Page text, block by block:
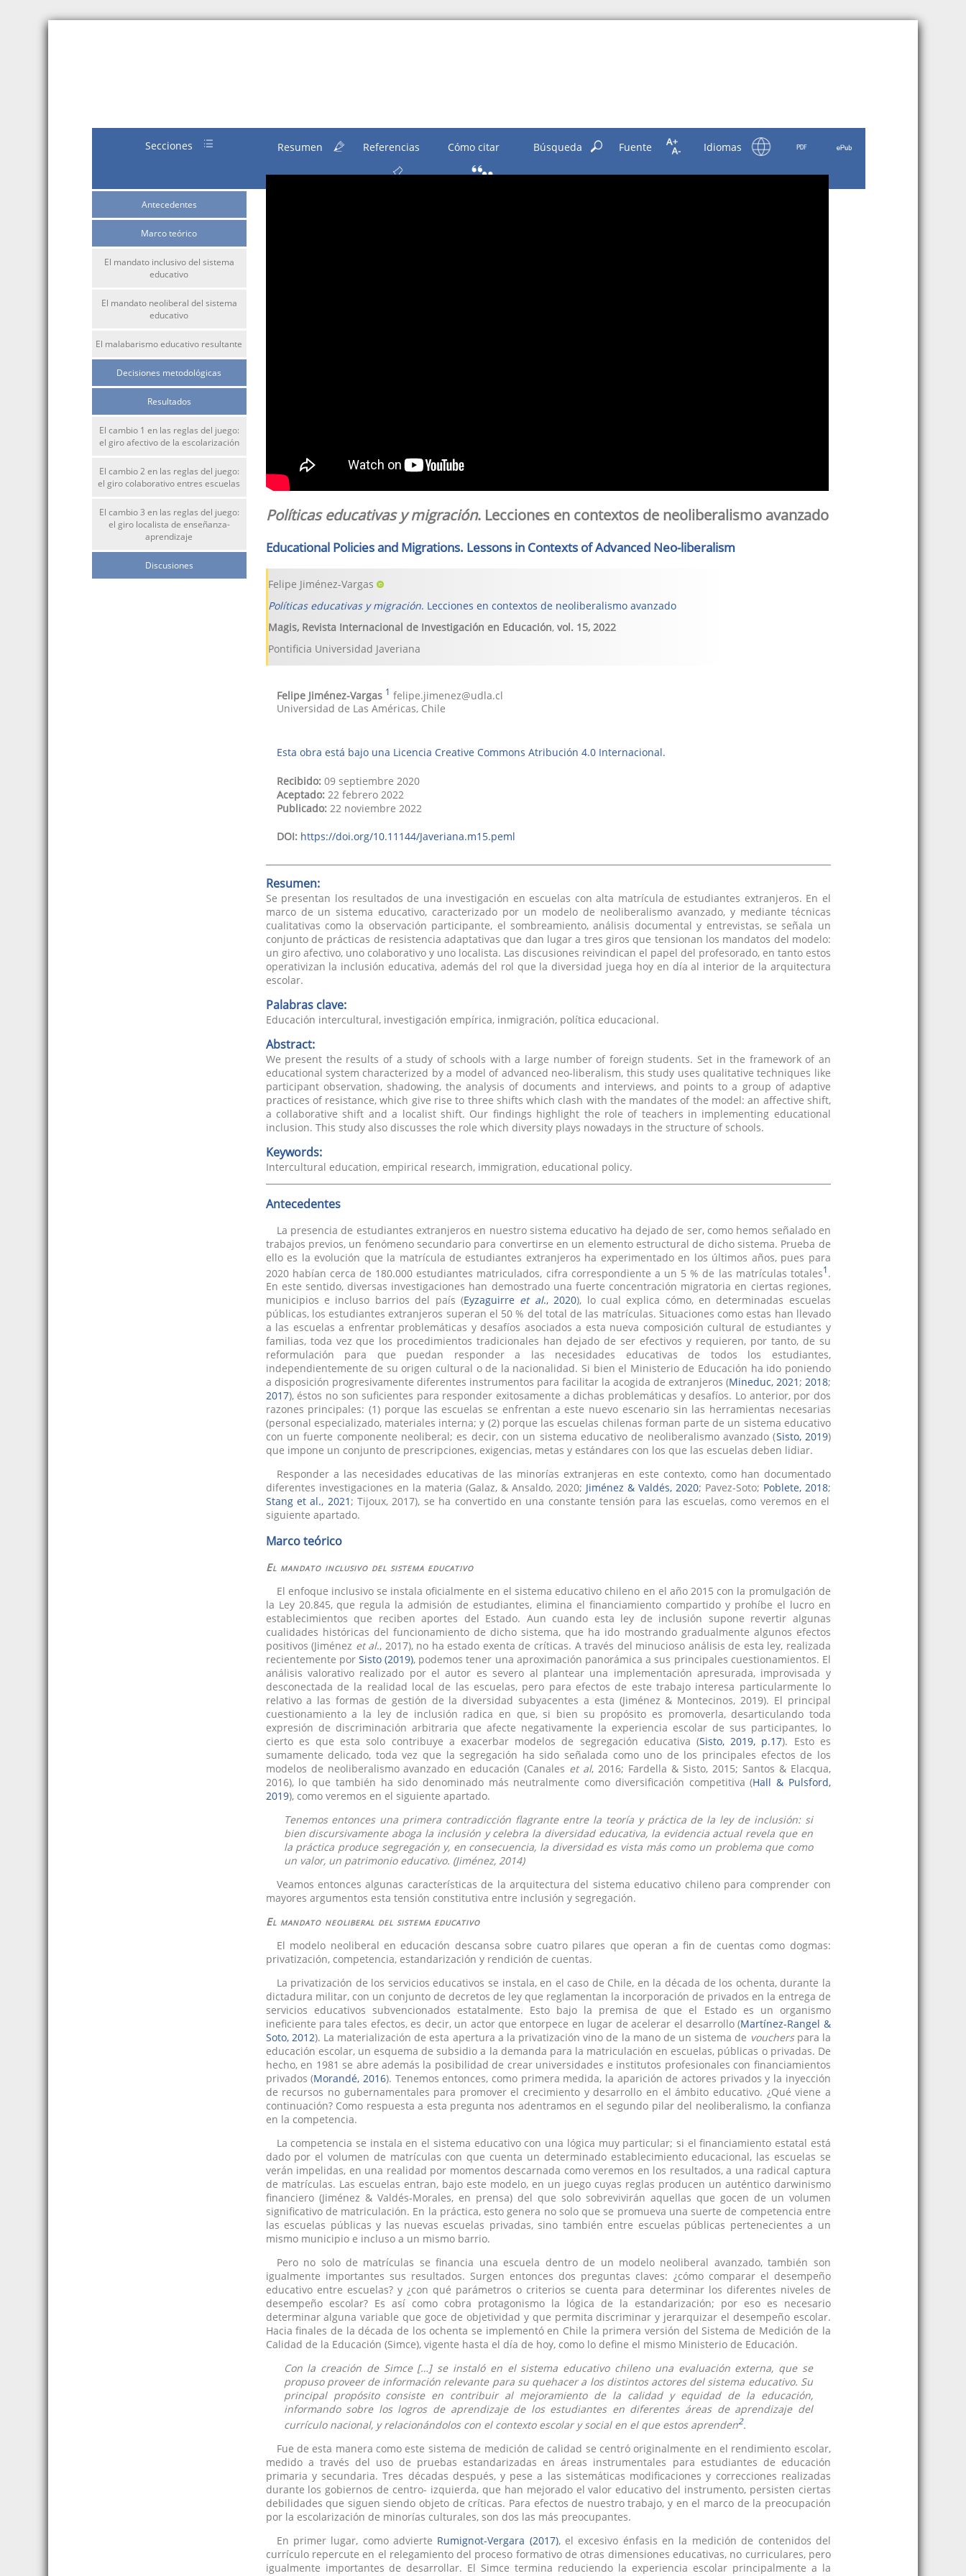
Secciones
Antecedentes
Marco teórico
El mandato inclusivo del sistema
educativo
El mandato neoliberal del sistema
educativo
El malabarismo educativo resultante
Decisiones metodológicas
Resultados
El cambio 1 en las reglas del juego:
el giro afectivo de la escolarización
El cambio 2 en las reglas del juego:
el giro colaborativo entres escuelas
El cambio 3 en las reglas del juego:
el giro localista de enseñanza-
aprendizaje
Discusiones
Resumen Referencias Cómo citar Búsqueda Fuente Idiomas
Políticas educativas y migración. Lecciones en contextos de neoliberalismo avanzado
Educational Policies and Migrations. Lessons in Contexts of Advanced Neo-liberalism
Felipe Jiménez-Vargas
Políticas educativas y migración. Lecciones en contextos de neoliberalismo avanzado
Magis, Revista Internacional de Investigación en Educación, vol. 15, 2022
Pontificia Universidad Javeriana
Felipe Jiménez-Vargas 1 felipe.jimenez@udla.cl
Universidad de Las Américas, Chile
Esta obra está bajo una Licencia Creative Commons Atribución 4.0 Internacional.
Recibido:09 septiembre 2020
Aceptado:22 febrero 2022
Publicado: 22 noviembre 2022
DOI: https://doi.org/10.11144/Javeriana.m15.peml
Resumen:
Se presentan los resultados de una investigación en escuelas con alta matrícula de estudiantes extranjeros. En el
marco de un sistema educativo, caracterizado por un modelo de neoliberalismo avanzado, y mediante técnicas
cualitativas como la observación participante, el sombreamiento, análisis documental y entrevistas, se señala un
conjunto de prácticas de resistencia adaptativas que dan lugar a tres giros que tensionan los mandatos del modelo:
un giro afectivo, uno colaborativo y uno localista. Las discusiones reivindican el papel del profesorado, en tanto estos
operativizan la inclusión educativa, además del rol que la diversidad juega hoy en día al interior de la arquitectura
escolar.
Palabras clave:
Educación intercultural, investigación empírica, inmigración, política educacional.
Abstract:
We present the results of a study of schools with a large number of foreign students. Set in the framework of an
educational system characterized by a model of advanced neo-liberalism, this study uses qualitative techniques like
participant observation, shadowing, the analysis of documents and interviews, and points to a group of adaptive
practices of resistance, which give rise to three shifts which clash with the mandates of the model: an affective shift,
a collaborative shift and a localist shift. Our findings highlight the role of teachers in implementing educational
inclusion. This study also discusses the role which diversity plays nowadays in the structure of schools.
Keywords:
Intercultural education, empirical research, immigration, educational policy.
Antecedentes
La presencia de estudiantes extranjeros en nuestro sistema educativo ha dejado de ser, como hemos señalado en
trabajos previos, un fenómeno secundario para convertirse en un elemento estructural de dicho sistema. Prueba de
ello es la evolución que la matrícula de estudiantes extranjeros ha experimentado en los últimos años, pues para
2020 habían cerca de 180.000 estudiantes matriculados, cifra correspondiente a un 5 % de las matrículas totales1 .
En este sentido, diversas investigaciones han demostrado una fuerte concentración migratoria en ciertas regiones,
municipios e incluso barrios del país (Eyzaguirre et al., 2020), lo cual explica cómo, en determinadas escuelas
públicas, los estudiantes extranjeros superan el 50 % del total de las matrículas. Situaciones como estas han llevado
a las escuelas a enfrentar problemáticas y desafíos asociados a esta nueva composición cultural de estudiantes y
familias, toda vez que los procedimientos tradicionales han dejado de ser efectivos y requieren, por tanto, de su
reformulación para que puedan responder a las necesidades educativas de todos los estudiantes,
independientemente de su origen cultural o de la nacionalidad. Si bien el Ministerio de Educación ha ido poniendo
a disposición progresivamente diferentes instrumentos para facilitar la acogida de extranjeros (Mineduc, 2021 ; 2018;
2017), éstos no son suficientes para responder exitosamente a dichas problemáticas y desafíos. Lo anterior, por dos
razones principales: (1) porque las escuelas se enfrentan a este nuevo escenario sin las herramientas necesarias
(personal especializado, materiales interna; y (2) porque las escuelas chilenas forman parte de un sistema educativo
con un fuerte componente neoliberal; es decir, con un sistema educativo de neoliberalismo avanzado (Sisto, 2019)
que impone un conjunto de prescripciones, exigencias, metas y estándares con los que las escuelas deben lidiar.
Responder a las necesidades educativas de las minorías extranjeras en este contexto, como han documentado
diferentes investigaciones en la materia (Galaz, & Ansaldo, 2020; Jiménez & Valdés, 2020; Pavez-Soto; Poblete, 2018;
Stang et al., 2021 ; Tijoux, 2017), se ha convertido en una constante tensión para las escuelas, como veremos en el
siguiente apartado.
Marco teórico
El mandato inclusivo del sistema educativo
El enfoque inclusivo se instala oficialmente en el sistema educativo chileno en el año 2015 con la promulgación de
la Ley 20.845, que regula la admisión de estudiantes, elimina el financiamiento compartido y prohíbe el lucro en
establecimientos que reciben aportes del Estado. Aun cuando esta ley de inclusión supone revertir algunas
cualidades históricas del funcionamiento de dicho sistema, que ha ido mostrando gradualmente algunos efectos
positivos (Jiménez et al., 2017), no ha estado exenta de críticas. A través del minucioso análisis de esta ley, realizada
recientemente por Sisto (2019), podemos tener una aproximación panorámica a sus principales cuestionamientos. El
análisis valorativo realizado por el autor es severo al plantear una implementación apresurada, improvisada y
desconectada de la realidad local de las escuelas, pero para efectos de este trabajo interesa particularmente lo
relativo a las formas de gestión de la diversidad subyacentes a esta (Jiménez & Montecinos, 2019). El principal
cuestionamiento a la ley de inclusión radica en que, si bien su propósito es promoverla, desarticulando toda
expresión de discriminación arbitraria que afecte negativamente la experiencia escolar de sus participantes, lo
cierto es que esta solo contribuye a exacerbar modelos de segregación educativa (Sisto, 2019, p.17). Esto es
sumamente delicado, toda vez que la segregación ha sido señalada como uno de los principales efectos de los
modelos de neoliberalismo avanzado en educación (Canales et al, 2016; Fardella & Sisto, 2015; Santos & Elacqua,
2016), lo que también ha sido denominado más neutralmente como diversificación competitiva (Hall & Pulsford,
2019), como veremos en el siguiente apartado.
Tenemos entonces una primera contradicción flagrante entre la teoría y práctica de la ley de inclusión: si
bien discursivamente aboga la inclusión y celebra la diversidad educativa, la evidencia actual revela que en
la práctica produce segregación y, en consecuencia, la diversidad es vista más como un problema que como
un valor, un patrimonio educativo. (Jiménez, 2014)
Veamos entonces algunas características de la arquitectura del sistema educativo chileno para comprender con
mayores argumentos esta tensión constitutiva entre inclusión y segregación.
El mandato neoliberal del sistema educativo
El modelo neoliberal en educación descansa sobre cuatro pilares que operan a fin de cuentas como dogmas:
privatización, competencia, estandarización y rendición de cuentas.
La privatización de los servicios educativos se instala, en el caso de Chile, en la década de los ochenta, durante la
dictadura militar, con un conjunto de decretos de ley que reglamentan la incorporación de privados en la entrega de
servicios educativos subvencionados estatalmente. Esto bajo la premisa de que el Estado es un organismo
ineficiente para tales efectos, es decir, un actor que entorpece en lugar de acelerar el desarrollo (Martínez-Rangel &
Soto, 2012). La materialización de esta apertura a la privatización vino de la mano de un sistema de voucherspara la
educación escolar, un esquema de subsidio a la demanda para la matriculación en escuelas, públicas o privadas. De
hecho, en 1981 se abre además la posibilidad de crear universidades e institutos profesionales con financiamientos
privados (Morandé, 2016). Tenemos entonces, como primera medida, la aparición de actores privados y la inyección
de recursos no gubernamentales para promover el crecimiento y desarrollo en el ámbito educativo. ¿Qué viene a
continuación? Como respuesta a esta pregunta nos adentramos en el segundo pilar del neoliberalismo, la confianza
en la competencia.
La competencia se instala en el sistema educativo con una lógica muy particular; si el financiamiento estatal está
dado por el volumen de matrículas con que cuenta un determinado establecimiento educacional, las escuelas se
verán impelidas, en una realidad por momentos descarnada como veremos en los resultados, a una radical captura
de matrículas. Las escuelas entran, bajo este modelo, en un juego cuyas reglas producen un auténtico darwinismo
financiero (Jiménez & Valdés-Morales, en prensa) del que solo sobrevivirán aquellas que gocen de un volumen
significativo de matriculación. En la práctica, esto genera no solo que se promueva una suerte de competencia entre
las escuelas públicas y las nuevas escuelas privadas, sino también entre escuelas públicas pertenecientes a un
mismo municipio e incluso a un mismo barrio.
Pero no solo de matrículas se financia una escuela dentro de un modelo neoliberal avanzado, también son
igualmente importantes sus resultados. Surgen entonces dos preguntas claves: ¿cómo comparar el desempeño
educativo entre escuelas? y ¿con qué parámetros o criterios se cuenta para determinar los diferentes niveles de
desempeño escolar? Es así como cobra protagonismo la lógica de la estandarización; por eso es necesario
determinar alguna variable que goce de objetividad y que permita discriminar y jerarquizar el desempeño escolar.
Hacia finales de la década de los ochenta se implementó en Chile la primera versión del Sistema de Medición de la
Calidad de la Educación (Simce), vigente hasta el día de hoy, como lo define el mismo Ministerio de Educación.
Con la creación de Simce […] se instaló en el sistema educativo chileno una evaluación externa, que se
propuso proveer de información relevante para su quehacer a los distintos actores del sistema educativo. Su
principal propósito consiste en contribuir al mejoramiento de la calidad y equidad de la educación,
informando sobre los logros de aprendizaje de los estudiantes en diferentes áreas de aprendizaje del
currículo nacional, y relacionándolos con el contexto escolar y social en el que estos aprenden2.
Fue de esta manera como este sistema de medición de calidad se centró originalmente en el rendimiento escolar,
medido a través del uso de pruebas estandarizadas en áreas instrumentales para estudiantes de educación
primaria y secundaria. Tres décadas después, y pese a las sistemáticas modificaciones y correcciones realizadas
durante los gobiernos de centro- izquierda, que han mejorado el valor educativo del instrumento, persisten ciertas
debilidades que siguen siendo objeto de críticas. Para efectos de nuestro trabajo, y en el marco de la preocupación
por la escolarización de minorías culturales, son dos las más preocupantes.
En primer lugar, como advierte Rumignot-Vergara (2017), el excesivo énfasis en la medición de contenidos del
currículo repercute en el relegamiento del proceso formativo de otras dimensiones educativas, no curriculares, pero
igualmente importantes de desarrollar. El Simce termina reduciendo la experiencia escolar principalmente a la